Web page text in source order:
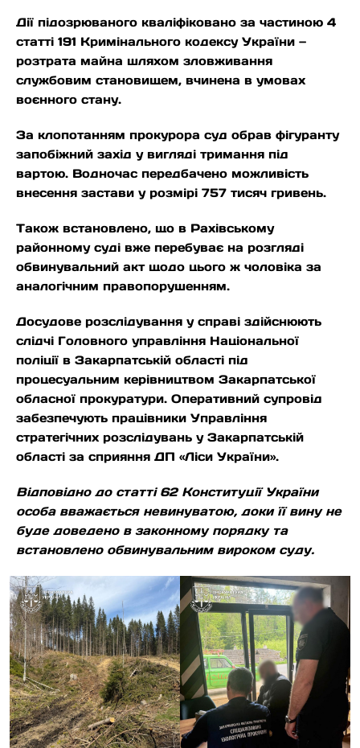
Дії підозрюваного кваліфіковано за частиною 4
статті 191 Кримінального кодексу України —
розтрата майна шляхом зловживання
службовим становищем, вчинена в умовах
воєнного стану.
За клопотанням прокурора суд обрав фігуранту
запобіжний захід у вигляді тримання під
вартою. Водночас передбачено можливість
внесення застави у розмірі 757 тисяч гривень.
Також встановлено, що в Рахівському
районному суді вже перебуває на розгляді
обвинувальний акт щодо цього ж чоловіка за
аналогічним правопорушенням.
Досудове розслідування у справі здійснюють
слідчі Головного управління Національної
поліції в Закарпатській області під
процесуальним керівництвом Закарпатської
обласної прокуратури. Оперативний супровід
забезпечують працівники Управління
стратегічних розслідувань у Закарпатській
області за сприяння ДП «Ліси України».
Відповідно до статті 62 Конституції України
особа вважається невинуватою, доки її вину не
буде доведено в законному порядку та
встановлено обвинувальним вироком суду.